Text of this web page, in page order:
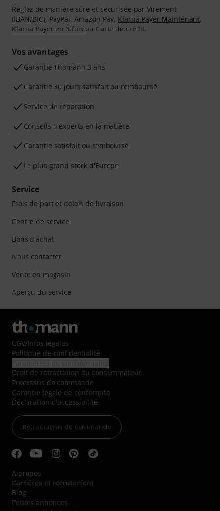
Réglez de manière sûre et sécurisée par Virement
(IBAN/BIC), PayPal, Amazon Pay, Klarna Payer Maintenant,
Klarna Payer en 3 fois ou Carte de crédit.
Vos avantages
Ga­ran­tie Thomann 3 ans
Garantie 30 jours satisfait ou remboursé
Service de réparation
Conseils d'experts en la matière
Garantie satisfait ou remboursé
Le plus grand stock d'Europe
Service
Frais de port et délais de livraison
Centre de service
Bons d'achat
Nous contacter
Vente en magasin
Aperçu du service
CGV/Infos légales
Politique de confidentialité
Droit de rétractation du consommateur
Processus de commande
Garantie légale de conformité
Déclaration d'accessibilité
Rétractation de commande
A propos
Carrières et recrutement
Blog
Petites annonces